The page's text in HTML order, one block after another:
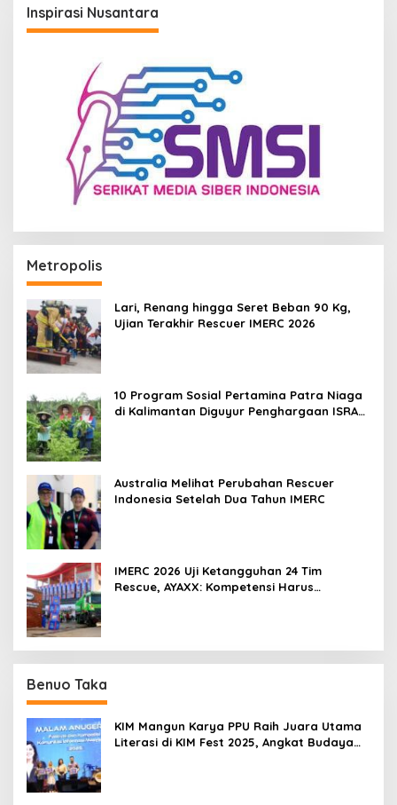
Inspirasi Nusantara
Metropolis
Lari, Renang hingga Seret Beban 90 Kg,
Ujian Terakhir Rescuer IMERC 2026
10 Program Sosial Pertamina Patra Niaga
di Kalimantan Diguyur Penghargaan ISRA
Australia Melihat Perubahan Rescuer
Indonesia Setelah Dua Tahun IMERC
IMERC 2026 Uji Ketangguhan 24 Tim
Rescue, AYAXX: Kompetensi Harus
Benuo Taka
KIM Mangun Karya PPU Raih Juara Utama
Literasi di KIM Fest 2025, Angkat Budaya